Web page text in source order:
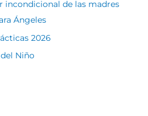
incondicional de las madres
Ángeles
2026
Niño